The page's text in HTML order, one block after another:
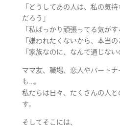
「どうしてあの人は、私の気
だろう」
「私ばっかり頑張ってる気がす
「嫌われたくないから、本当の
「家族なのに、なんで通じない
ママ友、職場、恋人やパート
も…。
私たちは日々、たくさんの人
す。
そしてそこには、